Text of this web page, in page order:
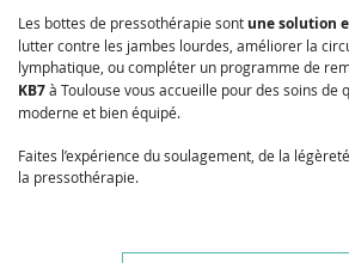
Les bottes de pressothérapie sont une solution
lutter contre les jambes lourdes, améliorer la
lymphatique, ou compléter un programme de
KB7à Toulouse vous accueille pour des soins de
moderne et bien équipé.
Faites l’expérience du soulagement, de la
la pressothérapie.